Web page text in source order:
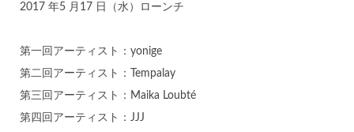
2017 年5 月17 日（水）ローンチ
第一回アーティスト：yonige
第二回アーティスト：Tempalay
第三回アーティスト：Maika Loubté
第四回アーティスト：JJJ